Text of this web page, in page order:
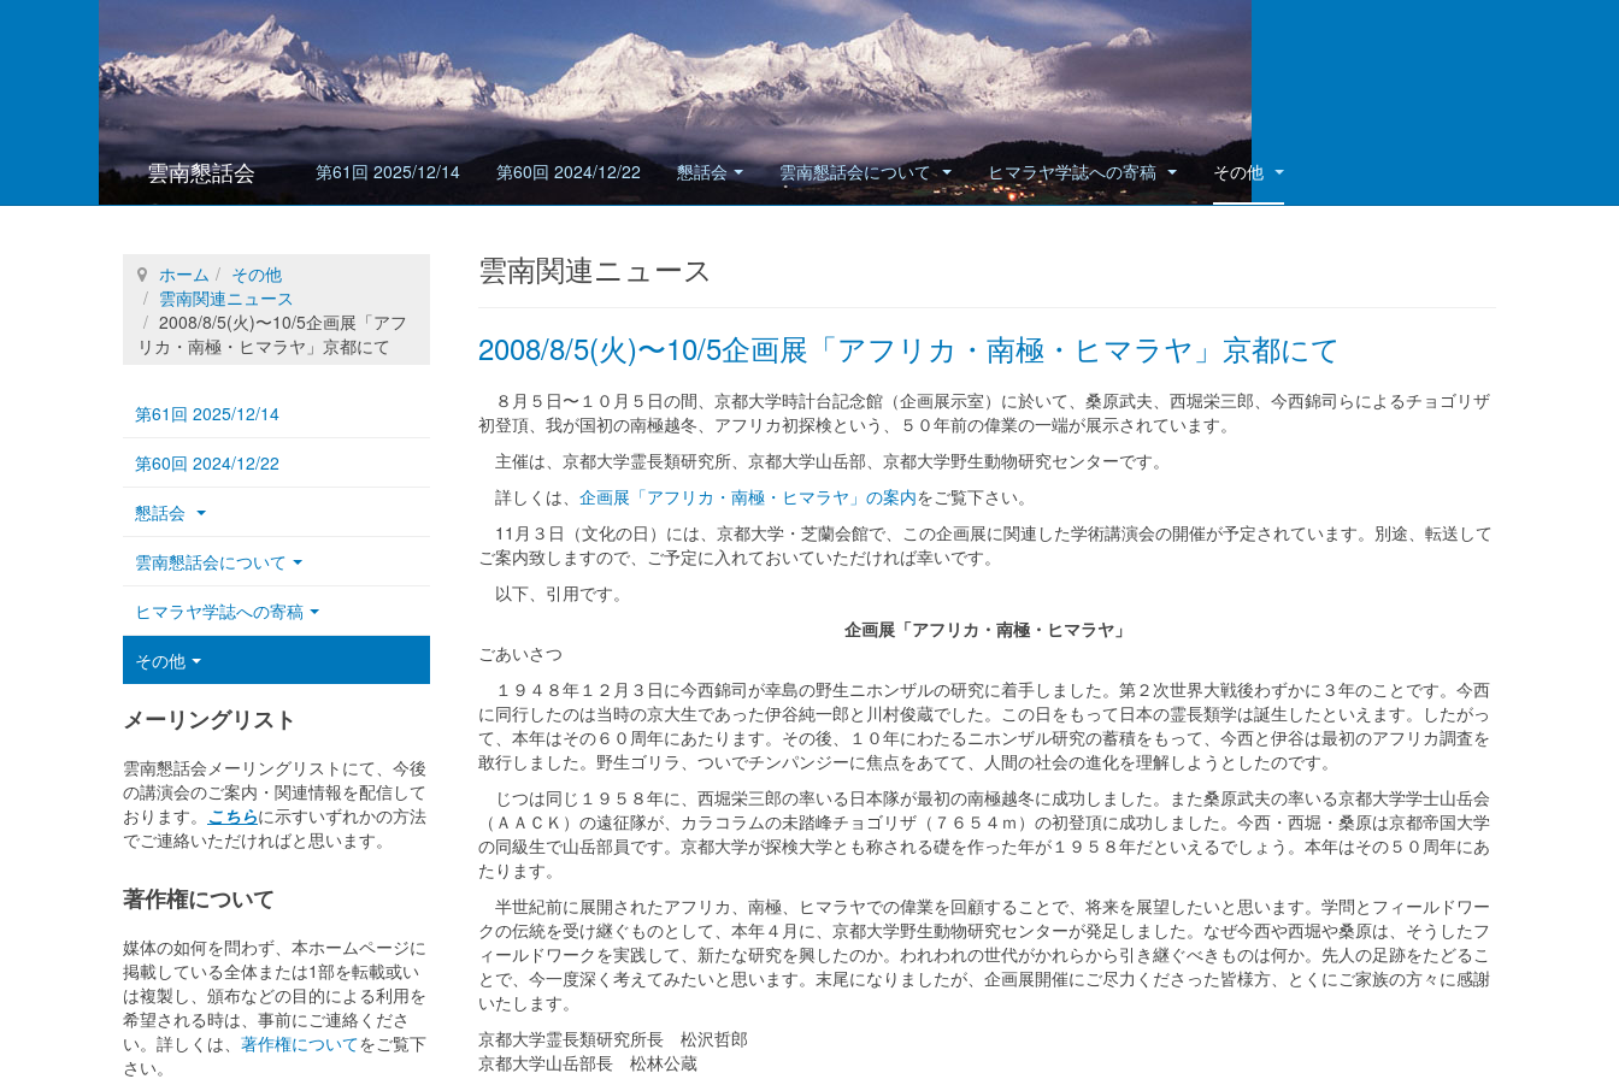
雲南懇話会 第61回 2025/12/14 第60回 2024/12/22 懇話会 雲南懇話会について ヒマラヤ学誌への寄稿 その他
雲南関連ニュース
2008/8/5(火)〜10/5企画展「アフリカ・南極・ヒマラヤ」京都にて
８月５日〜１０月５日の間、京都大学時計台記念館（企画展示室）に於いて、桑原武夫、西堀栄三郎、今西錦司らによるチョゴリザ
初登頂、我が国初の南極越冬、アフリカ初探検という、５０年前の偉業の一端が展示されています。
主催は、京都大学霊長類研究所、京都大学山岳部、京都大学野生動物研究センターです。
詳しくは、 企画展「アフリカ・南極・ヒマラヤ」の案内をご覧下さい。
11月３日（文化の日）には、京都大学・芝蘭会館で、この企画展に関連した学術講演会の開催が予定されています。別途、転送して
ご案内致しますので、ご予定に入れておいていただければ幸いです。
以下、引用です。
企画展「アフリカ・南極・ヒマラヤ」
ごあいさつ
１９４８年１２月３日に今西錦司が幸島の野生ニホンザルの研究に着手しました。第２次世界大戦後わずかに３年のことです。今西
に同行したのは当時の京大生であった伊谷純一郎と川村俊蔵でした。この日をもって日本の霊長類学は誕生したといえます。したがっ
て、本年はその６０周年にあたります。その後、１０年にわたるニホンザル研究の蓄積をもって、今西と伊谷は最初のアフリカ調査を
敢行しました。野生ゴリラ、ついでチンパンジーに焦点をあてて、人間の社会の進化を理解しようとしたのです。
じつは同じ１９５８年に、西堀栄三郎の率いる日本隊が最初の南極越冬に成功しました。また桑原武夫の率いる京都大学学士山岳会
（ＡＡＣＫ）の遠征隊が、カラコラムの未踏峰チョゴリザ（７６５４ｍ）の初登頂に成功しました。今西・西堀・桑原は京都帝国大学
の同級生で山岳部員です。京都大学が探検大学とも称される礎を作った年が１９５８年だといえるでしょう。本年はその５０周年にあ
たります。
半世紀前に展開されたアフリカ、南極、ヒマラヤでの偉業を回顧することで、将来を展望したいと思います。学問とフィールドワー
クの伝統を受け継ぐものとして、本年４月に、京都大学野生動物研究センターが発足しました。なぜ今西や西堀や桑原は、そうしたフ
ィールドワークを実践して、新たな研究を興したのか。われわれの世代がかれらから引き継ぐべきものは何か。先人の足跡をたどるこ
とで、今一度深く考えてみたいと思います。末尾になりましたが、企画展開催にご尽力くださった皆様方、とくにご家族の方々に感謝
いたします。
京都大学霊長類研究所長 松沢哲郎
京都大学山岳部長 松林公蔵
ホーム
その他
雲南関連ニュース
2008/8/5(火)〜10/5企画展「アフ
リカ・南極・ヒマラヤ」京都にて
第61回 2025/12/14
第60回 2024/12/22
懇話会
雲南懇話会について
ヒマラヤ学誌への寄稿
その他
メーリングリスト
雲南懇話会メーリングリストにて、今後
の講演会のご案内・関連情報を配信して
おります。 こちらに示すいずれかの方法
でご連絡いただければと思います。
著作権について
媒体の如何を問わず、本ホームページに
掲載している全体または1部を転載或い
は複製し、頒布などの目的による利用を
希望される時は、事前にご連絡くださ
い。詳しくは、 著作権についてをご覧下
さい。